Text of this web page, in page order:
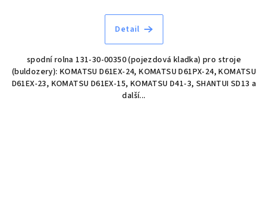
Detail
spodní rolna 131-30-00350 (pojezdová kladka) pro stroje
(buldozery): KOMATSU D61EX-24, KOMATSU D61PX-24, KOMATSU
D61EX-23, KOMATSU D61EX-15, KOMATSU D41-3, SHANTUI SD13 a
další...